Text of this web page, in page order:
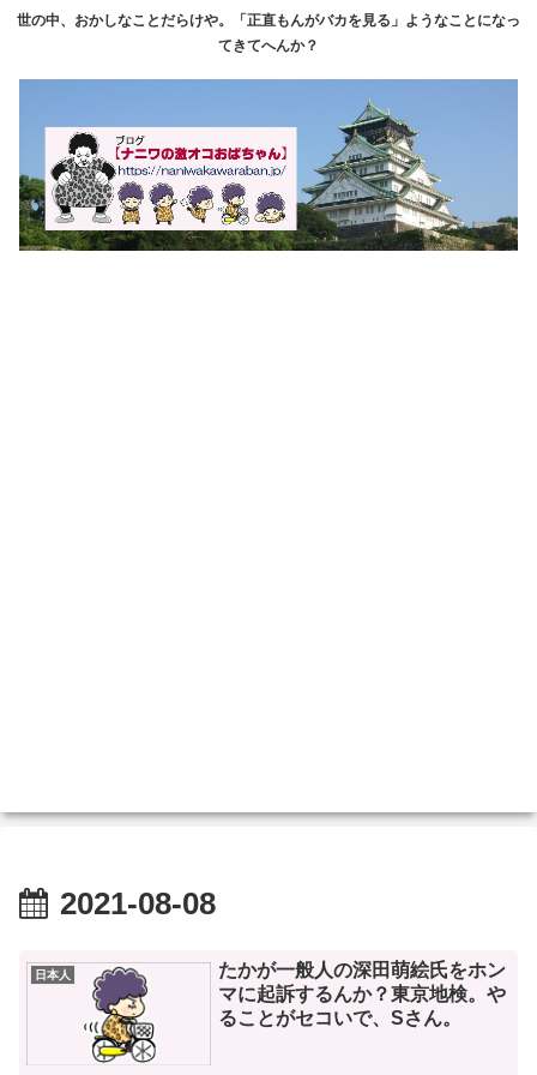
世の中、おかしなことだらけや。「正直もんがバカを見る」ようなことになっ
てきてへんか？
2021-08-08
日本人
たかが一般人の深田萌絵氏をホン
マに起訴するんか？東京地検。や
ることがセコいで、Sさん。